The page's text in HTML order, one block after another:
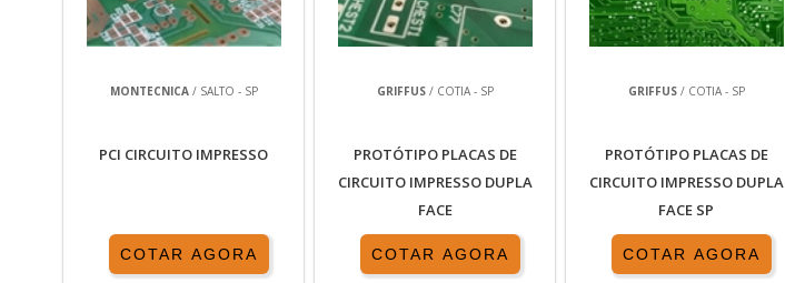
MONTECNICA/ SALTO - SP
PCI CIRCUITO IMPRESSO
COTAR AGORA
GRIFFUS/ COTIA - SP
PROTÓTIPO PLACAS DE
CIRCUITO IMPRESSO DUPLA
FACE
COTAR AGORA
GRIFFUS/ COTIA - SP
PROTÓTIPO PLACAS DE
CIRCUITO IMPRESSO DUPLA
FACE SP
COTAR AGORA